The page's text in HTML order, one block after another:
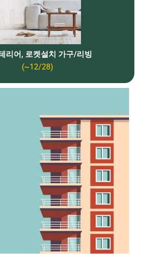
리어, 로켓설치 가구/리빙
(~12/28)